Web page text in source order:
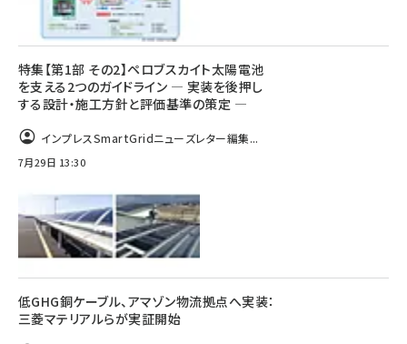
特集【第1部 その2】ペロブスカイト太陽電池
を支える2つのガイドライン ― 実装を後押し
する設計・施工方針と評価基準の策定 ―
インプレスSmartGridニューズレター編集...
7月29日 13:30
低GHG銅ケーブル、アマゾン物流拠点へ実装：
三菱マテリアルらが実証開始